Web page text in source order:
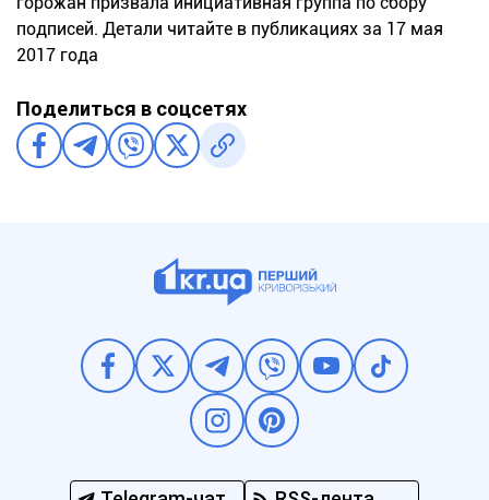
подписей. Детали читайте в публикациях за 17 мая
2017 года
Поделиться в соцсетях